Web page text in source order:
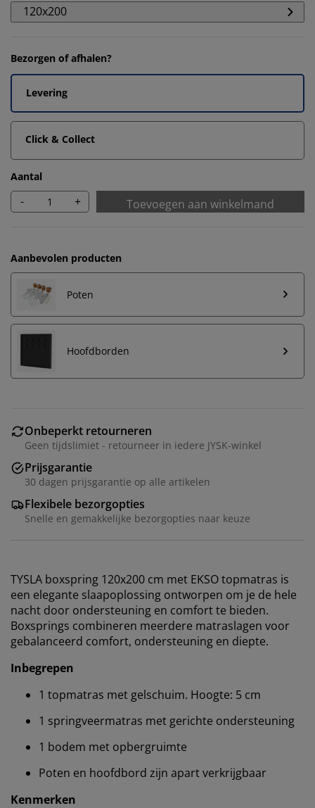
120x200
Bezorgen of afhalen?
Levering
Click & Collect
Aantal
- + Toevoegen aan winkelmand
Aanbevolen producten
Poten
Hoofdborden
Onbeperkt retourneren
Geen tijdslimiet - retourneer in iedere JYSK-winkel
Prijsgarantie
30 dagen prijsgarantie op alle artikelen
Flexibele bezorgopties
Snelle en gemakkelijke bezorgopties naar keuze
TYSLA boxspring 120x200 cm met EKSO topmatras is
een elegante slaapoplossing ontworpen om je de hele
nacht door ondersteuning en comfort te bieden.
Boxsprings combineren meerdere matraslagen voor
gebalanceerd comfort, ondersteuning en diepte.
Inbegrepen
1 topmatras met gelschuim. Hoogte: 5 cm
1 springveermatras met gerichte ondersteuning
1 bodem met opbergruimte
Poten en hoofdbord zijn apart verkrijgbaar
Kenmerken